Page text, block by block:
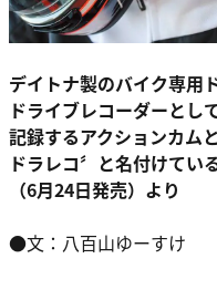
デイトナ製のバイク専用
ドライブレコーダーとし
記録するアクションカム
ドラレコ〞と名付けて
（6月24日発売）より
●文：八百山ゆーすけ